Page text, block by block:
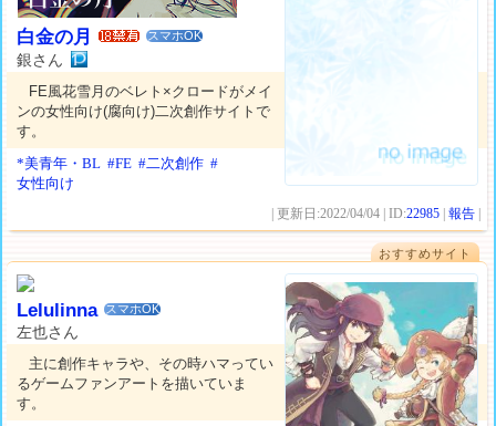
白金の月 スマホOK
銀さん
FE風花雪月のベレト×クロードがメイ
ンの女性向け(腐向け)二次創作サイトで
す。
*美青年・BL #FE #二次創作 #
女性向け
| 更新日:2022/04/04 | ID:22985 |報告
おすすめサイト
Lelulinna スマホOK
左也さん
主に創作キャラや、その時ハマってい
るゲームファンアートを描いていま
す。